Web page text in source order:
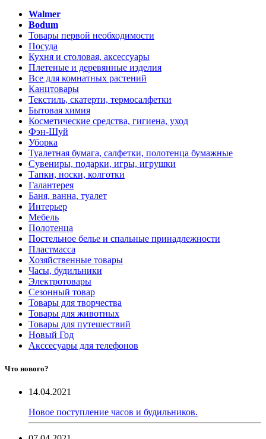
Walmer
Bodum
Товары первой необходимости
Посуда
Кухня и столовая, аксессуары
Плетеные и деревянные изделия
Все для комнатных растений
Канцтовары
Текстиль, скатерти, термосалфетки
Бытовая химия
Косметические средства, гигиена, уход
Фэн-Шуй
Уборка
Туалетная бумага, салфетки, полотенца бумажные
Сувениры, подарки, игры, игрушки
Тапки, носки, колготки
Галантерея
Баня, ванна, туалет
Интерьер
Мебель
Полотенца
Постельное белье и спальные принадлежности
Пластмасса
Хозяйственные товары
Часы, будильники
Электротовары
Сезонный товар
Товары для творчества
Товары для животных
Товары для путешествий
Новый Год
Акссесуары для телефонов
Что нового?
14.04.2021
Новое поступление часов и будильников.